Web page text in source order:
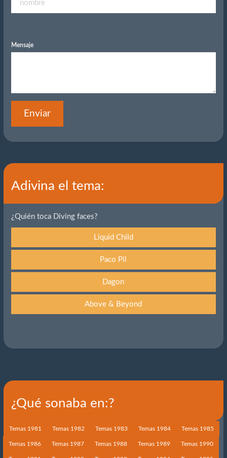
Mensaje
Enviar
Adivina el tema:
¿Quién toca Diving faces?
Liquid Child
Paco Pil
Dagon
Above & Beyond
¿Qué sonaba en:?
Temas 1981 Temas 1982 Temas 1983 Temas 1984 Temas 1985
Temas 1986 Temas 1987 Temas 1988 Temas 1989 Temas 1990